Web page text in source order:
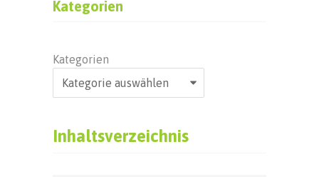
Kategorien
Kategorien
Inhaltsverzeichnis